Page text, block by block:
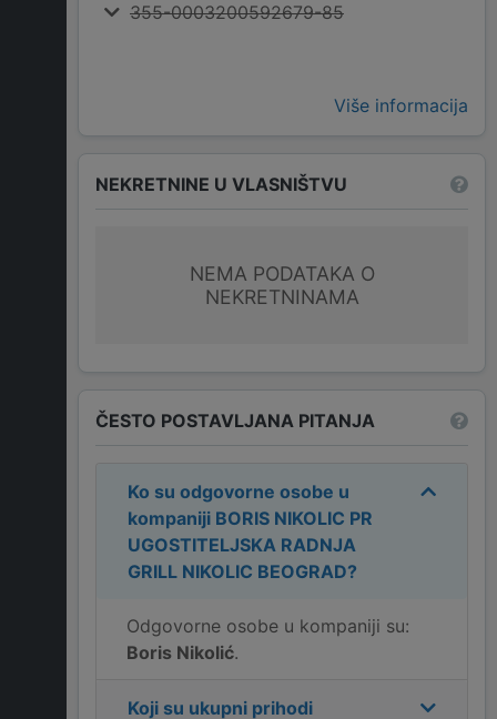
355-0003200592679-85
Više informacija
NEKRETNINE U VLASNIŠTVU
NEMA PODATAKA O
NEKRETNINAMA
ČESTO POSTAVLJANA PITANJA
Ko su odgovorne osobe u
kompaniji BORIS NIKOLIC PR
UGOSTITELJSKA RADNJA
GRILL NIKOLIC BEOGRAD?
Odgovorne osobe u kompaniji su:
Boris Nikolić.
Koji su ukupni prihodi